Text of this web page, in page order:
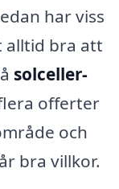
har viss
alltid bra att
solceller-
offerter
och
bra villkor.